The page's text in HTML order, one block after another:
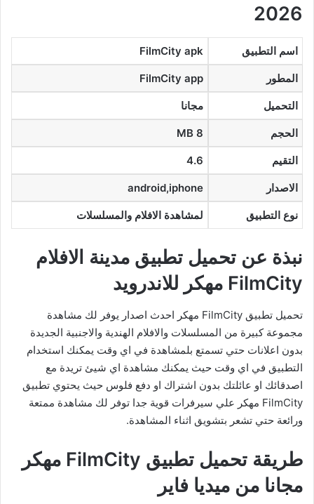
2026
اسم التطبيق FilmCity apk
المطور FilmCity app
التحميل مجانا
الحجم MB 8
التقيم 4.6
الاصدار android,iphone
نوع التطبيق لمشاهدة الافلام والمسلسلات
نبذة عن تحميل تطبيق مدينة الافلام
FilmCity مهكر للاندرويد
تحميل تطبيق FilmCity مهكر احدث اصدار يوفر لك مشاهدة
مجموعة كبيرة من المسلسلات والافلام الهندية والاجنبية الجديدة
بدون اعلانات حتي تسمتع بلمشاهدة في اي وقت يمكنك استخدام
التطبيق في اي وقت حيث يمكنك مشاهدة اي شيئ تريدة مع
اصدقائك او عائلتك بدون اشتراك او دفع فلوس حيث يحتوي تطبيق
FilmCity مهكر علي سيرفرات قوية جدا توفر لك مشاهدة ممتعة
ورائعة حتي تشعر بتشويق اثناء المشاهدة.
طريقة تحميل تطبيق FilmCity مهكر
مجانا من ميديا فاير